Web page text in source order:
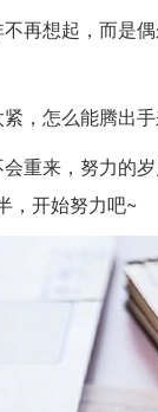
再想起，而是
，怎么能腾出手
重来，努力的
，开始努力吧~